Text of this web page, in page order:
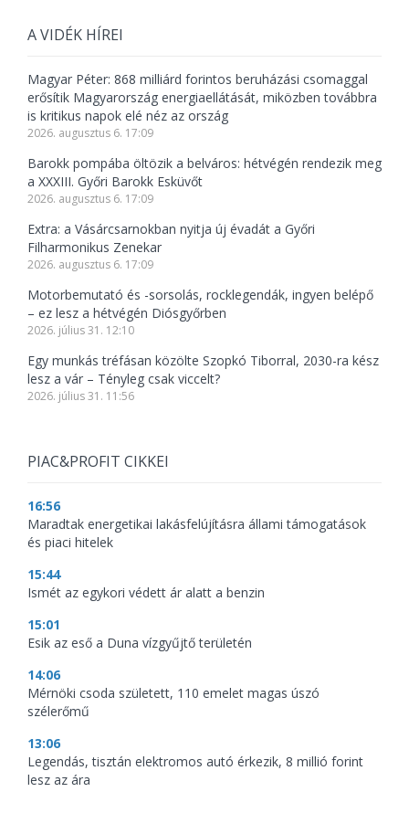
A VIDÉK HÍREI
Magyar Péter: 868 milliárd forintos beruházási csomaggal
erősítik Magyarország energiaellátását, miközben továbbra
is kritikus napok elé néz az ország
2026. augusztus 6. 17:09
Barokk pompába öltözik a belváros: hétvégén rendezik meg
a XXXIII. Győri Barokk Esküvőt
2026. augusztus 6. 17:09
Extra: a Vásárcsarnokban nyitja új évadát a Győri
Filharmonikus Zenekar
2026. augusztus 6. 17:09
Motorbemutató és -sorsolás, rocklegendák, ingyen belépő
– ez lesz a hétvégén Diósgyőrben
2026. július 31. 12:10
Egy munkás tréfásan közölte Szopkó Tiborral, 2030-ra kész
lesz a vár – Tényleg csak viccelt?
2026. július 31. 11:56
PIAC&PROFIT CIKKEI
16:56
Maradtak energetikai lakásfelújításra állami támogatások
és piaci hitelek
15:44
Ismét az egykori védett ár alatt a benzin
15:01
Esik az eső a Duna vízgyűjtő területén
14:06
Mérnöki csoda született, 110 emelet magas úszó
szélerőmű
13:06
Legendás, tisztán elektromos autó érkezik, 8 millió forint
lesz az ára